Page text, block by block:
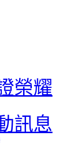
榮耀
訊息